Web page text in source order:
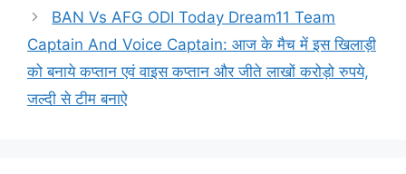
BAN Vs AFG ODI Today Dream11 Team
Captain And Voice Captain: आज के मैच में इस खिलाड़ी
को बनाये कप्तान एवं वाइस कप्तान और जीते लाखों करोड़ो रुपये,
जल्दी से टीम बनाऐ